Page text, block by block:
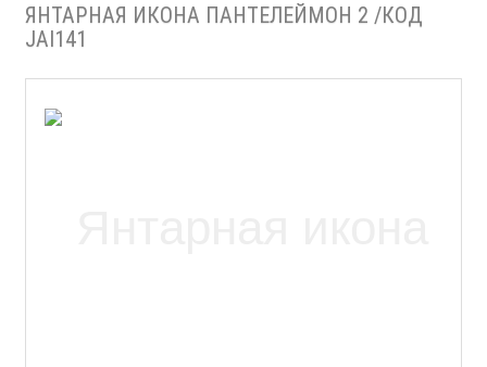
ЯНТАРНАЯ ИКОНА ПАНТЕЛЕЙМОН 2 /КОД
JAI141